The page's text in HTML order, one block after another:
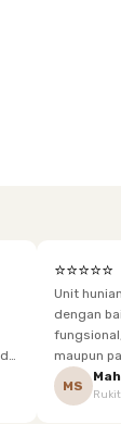
⭐⭐⭐⭐⭐
Unit
dengan baik. Desain kamar modern, bersih, dan
fungsional, sehingga cocok untuk hunian jangka pendek
maupun panjang. Fasilitas yang
sesuai dengan kebutuhan penghuni,
MS